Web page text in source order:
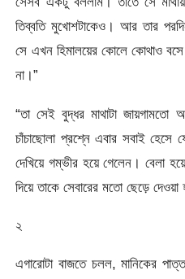
তিব্বতি মুখোশটাকেও। আর তার
সে এখন হিমালয়ের কোলে কোথাও
না।”
“তা সেই বুদ্ধর মাথাটা
চাঁচাছোলা প্রশ্নে এবার সবাই হেসে
দেখিয়ে গম্ভীর হয়ে গেলেন। বেলা
দিয়ে তাকে সেবারের মতো ছেড়ে
২
এগারোটা বাজতে চলল, মানিকের